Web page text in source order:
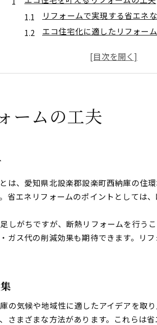
リフォームで実現する省エネ
エコ住宅化に適したリフォー
自然素材を活かすリフォームの
設楽町西納庫で人気のリフォー
地域特性を活かしたリフォーム
省エネ実現にはどんなリフォーム
断熱・遮熱に強いリフォーム
省エネ化を叶える最新リフォ
電気代節約に効果的なリフォ
四季を感じるエコリフォーム
ームの工夫
は、愛知県北設楽郡設楽町西納庫の住
省エネリフォームのポイントとしては
しがちですが、断熱リフォームを行う
ガス代の削減効果も期待できます。リ
の気候や地域性に適したアイデアを取
さまざまな方法があります。これらは